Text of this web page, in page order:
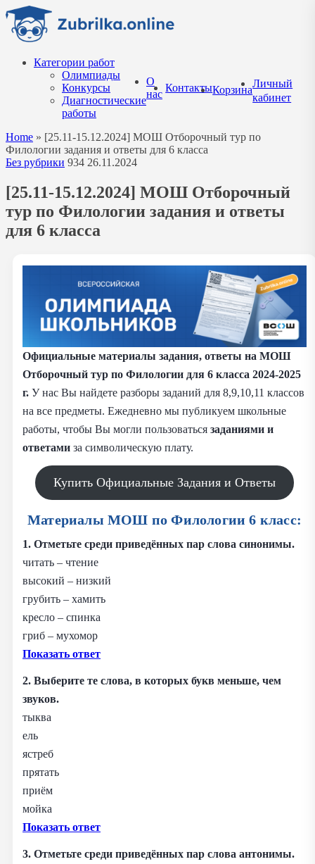
Перейти
содержанию
Категории работ
Олимпиады
Конкурсы
Диагностические
работы
О
нас
КонтактыКорзина
Личный
кабинет
Home » [25.11-15.12.2024] МОШ Отборочный тур по
Филологии задания и ответы для 6 класса
Без рубрики 934 26.11.2024
[25.11-15.12.2024] МОШ Отборочный
тур по Филологии задания и ответы
для 6 класса
Официальные материалы задания, ответы на МОШ
Отборочный тур по Филологии для 6 класса 2024-2025
г. У нас Вы найдете разборы заданий для 8,9,10,11 классов
на все предметы. Ежедневно мы публикуем школьные
работы, чтобы Вы могли пользоваться заданиями и
ответами за символическую плату.
Купить Официальные Задания и Ответы
Материалы МОШ по Филологии 6 класс:
1. Отметьте среди приведённых пар слова синонимы.
читать – чтение
высокий – низкий
грубить – хамить
кресло – спинка
гриб – мухомор
Показать ответ
2. Выберите те слова, в которых букв меньше, чем
звуков.
тыква
ель
ястреб
прятать
приём
мойка
Показать ответ
3. Отметьте среди приведённых пар слова антонимы.